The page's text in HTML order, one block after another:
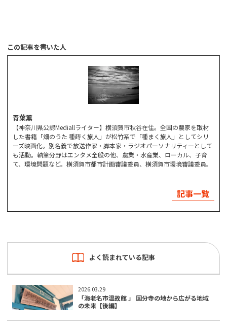
この記事を書いた人
青葉薫
【神奈川県公認Mediallライター】横須賀市秋谷在住。全国の農家を取材
した書籍「畑のうた 種蒔く旅人」が松竹系で「種まく旅人」としてシリ
ーズ映画化。別名義で放送作家・脚本家・ラジオパーソナリティーとして
も活動。執筆分野はエンタメ全般の他、農業・水産業、ローカル、子育
て、環境問題など。横須賀市都市計画審議委員、横須賀市環境審議委員。
記事一覧
よく読まれている記事
2026.03.29
「海老名市温故館 」 国分寺の地から広がる地域
の未来【後編】